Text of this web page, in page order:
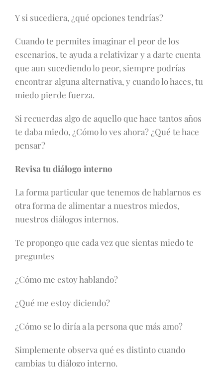
Y si sucediera, ¿qué opciones tendrías?
Cuando te permites imaginar el peor de los
escenarios, te ayuda a relativizar y a darte cuenta
que aun sucediendo lo peor, siempre podrías
encontrar alguna alternativa, y cuando lo haces, tu
miedo pierde fuerza.
Si recuerdas algo de aquello que hace tantos años
te daba miedo, ¿Cómo lo ves ahora? ¿Qué te hace
pensar?
Revisa tu diálogo interno
La forma particular que tenemos de hablarnos es
otra forma de alimentar a nuestros miedos,
nuestros diálogos internos.
Te propongo que cada vez que sientas miedo te
preguntes
¿Cómo me estoy hablando?
¿Qué me estoy diciendo?
¿Cómo se lo diría a la persona que más amo?
Simplemente observa qué es distinto cuando
cambias tu diálogo interno.